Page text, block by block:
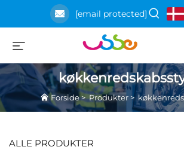
[email protected]
Forside>Produkter >
ALLE PRODUKTER